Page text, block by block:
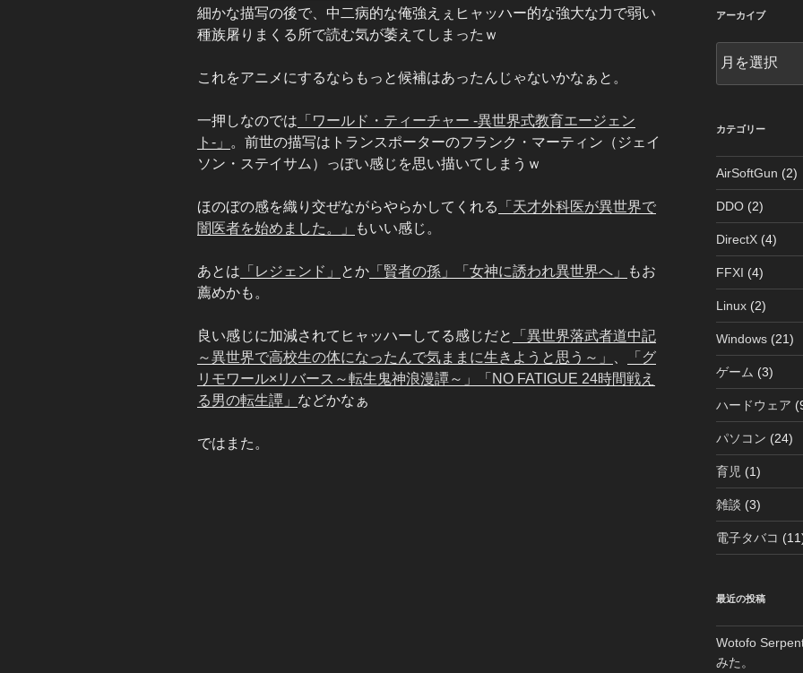
細かな描写の後で、中二病的な俺強えぇヒャッハー的な強大な力で弱い
種族屠りまくる所で読む気が萎えてしまったｗ
これをアニメにするならもっと候補はあったんじゃないかなぁと。
一押しなのでは 「ワールド・ティーチャー -異世界式教育エージェン
ト-」
。前世の描写はトランスポーターのフランク・マーティン（ジェイ
ソン・ステイサム）っぽい感じを思い描いてしまうｗ
ほのぼの感を織り交ぜながらやらかしてくれる
「天才外科医が異世界で
闇医者を始めました。」
もいい感じ。
あとは 「レジェンド」 とか 「賢者の孫」 「女神に誘われ異世界へ」
もお
薦めかも。
良い感じに加減されてヒャッハーしてる感じだと
「異世界落武者道中記
～異世界で高校生の体になったんで気ままに生きようと思う～」
「グ
リモワール×リバース～転生鬼神浪漫譚～」
「NO FATIGUE 24時間戦え
る男の転生譚」 などかなぁ
ではまた。
アーカイブ
ー
カ
ブ
カテゴリー
AirSoftGun (2)
DDO(2)
DirectX(4)
FFXI (4)
Linux(2)
Windows(21)
ゲーム (3)
ハードウェア
パソコン (24)
育児 (1)
雑談 (3)
電子タバコ
最近の投稿
Wotofo
みた。